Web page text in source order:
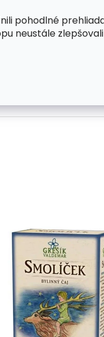
pohodlné
neustále
OCHRANA